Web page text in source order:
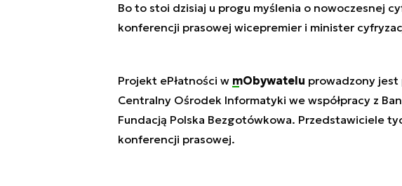
Bo to stoi dzisiaj u progu myślenia o nowoczesnej
konferencji prasowej wicepremier i minister
Projekt ePłatności w mObywatelu prowadzony jest
Centralny Ośrodek Informatyki we współpracy z
Fundacją Polska Bezgotówkowa. Przedstawiciele
konferencji prasowej.